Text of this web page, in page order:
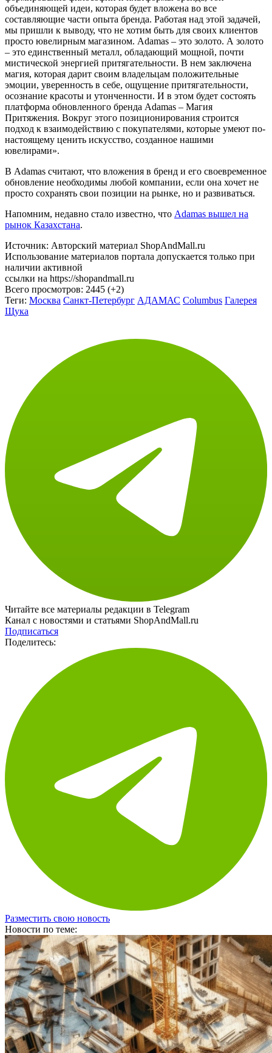
составляющие части опыта бренда. Работая над этой задачей,
мы пришли к выводу, что не хотим быть для своих клиентов
просто ювелирным магазином. Adamas – это золото. А золото
– это единственный металл, обладающий мощной, почти
мистической энергией притягательности. В нем заключена
магия, которая дарит своим владельцам положительные
эмоции, уверенность в себе, ощущение притягательности,
осознание красоты и утонченности. И в этом будет состоять
платформа обновленного бренда Adamas – Магия
Притяжения. Вокруг этого позиционирования строится
подход к взаимодействию с покупателями, которые умеют по-
настоящему ценить искусство, созданное нашими
ювелирами».
обновление необходимы любой компании, если она хочет не
просто сохранять свои позиции на рынке, но и развиваться.
рынок Казахстана.
Использование материалов портала допускается только при
наличии активной
ссылки на https://shopandmall.ru
Всего просмотров:2445 (+2)
Теги: Москва Санкт-Петербург
Щука
Читайте все материалы редакции в Telegram
Канал с новостями и статьями ShopAndMall.ru
Подписаться
Поделитесь:
Разместить свою новость
Новости по теме: